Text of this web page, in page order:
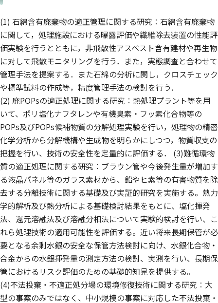
(1) 石綿含有廃棄物の適正管理に関する研究：石綿含有廃棄物
に関して，処理施設における曝露評価や繊維除去装置の性能評
価実験を行うとともに，非飛散性アスベスト含有建材や再生物
に対して飛散モニタリングを行う．また，実態調査と合わせて
管理手法を提案する．また石綿の分析に関し，クロスチェック
や標準試料の作成等，精度管理手法の検討を行う．
(2) 廃POPsの適正処理に関する研究：熱処理プラント等を用
いて、ポリ塩化ナフタレンや有機臭素・フッ素化合物等の
POPs及びPOPs候補物質の分解処理実験を行い，処理物の精密
化学分析から分解機構や生成物を明らかにしつつ，物質収支の
把握を行い、技術の安全性を定量的に評価する． (3)難循環物
質の適正処理に関する研究：ブラウン管や今後発生量が増加す
る液晶パネル等のガラス素材から、鉛やヒ素等の有害物質を除
去する分離技術に関する基礎及び実証的研究を実施する。熱力
学的解析及び熱分析による基礎検討結果をもとに、塩化揮発
法、還元溶融法及び溶融分相法について実験的検討を行い、こ
れら処理技術の適用可能性を評価する。近い将来長期保管が必
要となる余剰水銀の安全な保管方法検討に向け、水銀化合物・
合金からの水銀揮発量の測定方法の検討、実測を行い、長期保
管におけるリスク評価のための基礎的知見を提供する。
(4)不法投棄・不適正処分場の環境修復技術に関する研究：大
型の事案のみではなく、中小規模の事案に対応した不法投棄・